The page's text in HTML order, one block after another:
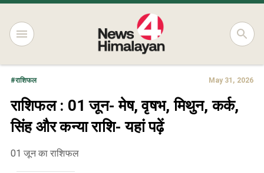
#राशिफल May 31, 2026
राशिफल : 01 जून- मेष, वृषभ, मिथुन, कर्क,
सिंह और कन्या राशि- यहां पढ़ें
01 जून का राशिफल